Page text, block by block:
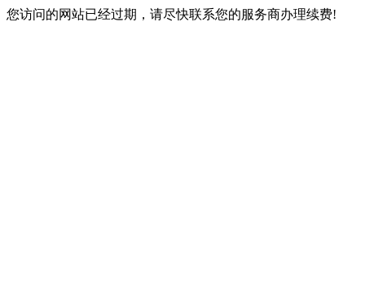
您访问的网站已经过期，请尽快联系您的服务商办理续费!